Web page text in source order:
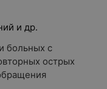
и др.
больных с
острых